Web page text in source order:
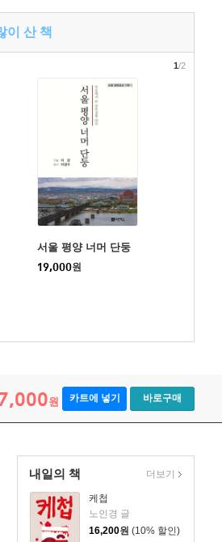
이 산 책
서울 평양 너머 단둥
19,000원
1/2
원 카트에 넣기 바로구매
내일의 책
케첩
노인경 글
16,200원 (10% 할인)
더보기